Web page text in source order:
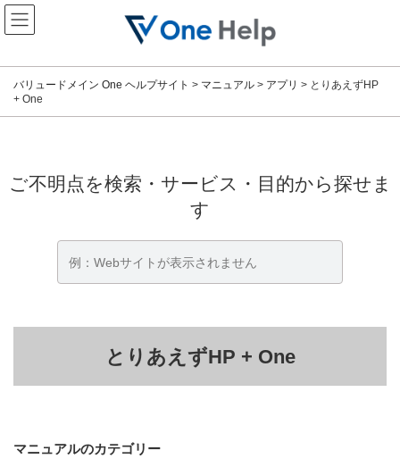
コ
ン
テ
ツ
キ
ナ
ビ
ゲ
シ
に
バリュードメイン One ヘルプサイト > マニュアル > アプリ > とりあえずHP
+ One
ご不明点を検索・サービス・目的から探せま
す
とりあえずHP + One
マニュアルのカテゴリー